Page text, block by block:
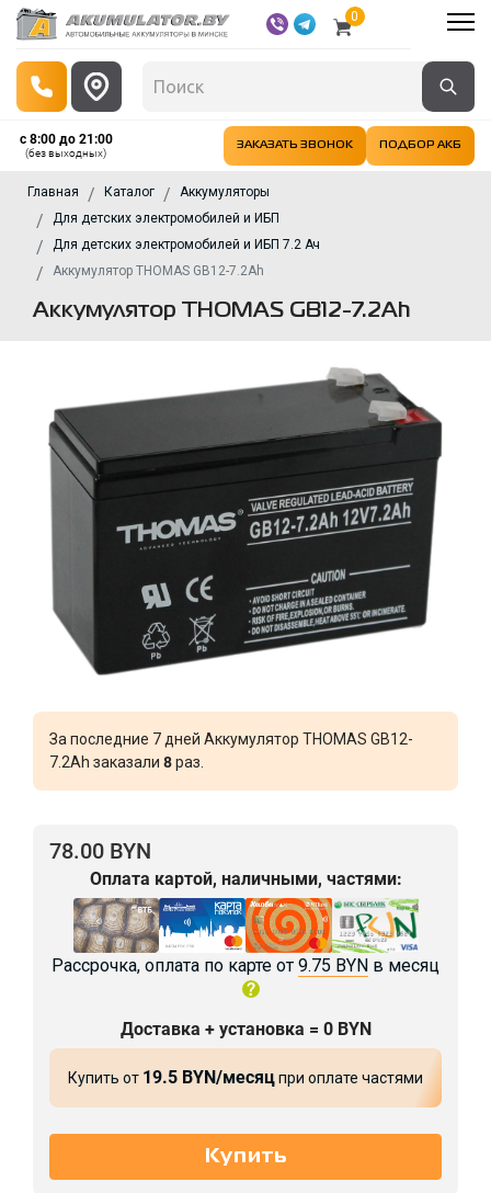
0
с 8:00 до 21:00
(без выходных)
ЗАКАЗАТЬ ЗВОНОК ПОДБОР АКБ
Главная Каталог
Аккумуляторы
Для детских электромобилей и ИБП
Для детских электромобилей и ИБП 7.2 Ач
Аккумулятор THOMAS GB12-7.2Ah
Аккумулятор THOMAS GB12-7.2Ah
За последние 7 дней Аккумулятор THOMAS GB12-
7.2Ah заказали 8раз.
78.00 BYN
Оплата картой, наличными, частями:
Рассрочка, оплата по карте от 9.75 BYN в месяц
Доставка + установка = 0 BYN
Купить от 19.5 BYN/месяцпри оплате частями